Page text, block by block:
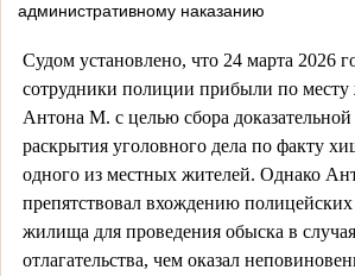
административному наказанию
Судом установлено, что 24 марта 2026
сотрудники полиции прибыли по месту
Антона М. с целью сбора доказательной
раскрытия уголовного дела по факту
одного из местных жителей. Однако
препятствовал вхождению
жилища для проведения обыска в
отлагательства, чем оказал